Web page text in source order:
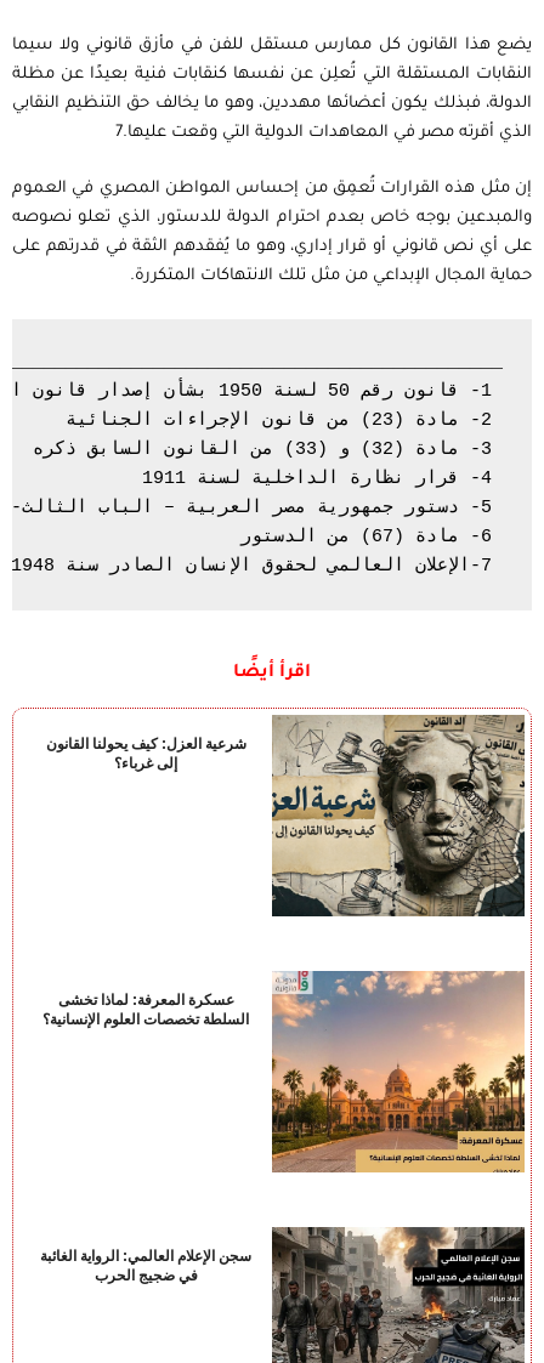
يضع هذا القانون كل ممارس مستقل للفن في مأزق قانوني ولا سيما
النقابات المستقلة التي تُعلِن عن نفسها كنقابات فنية بعيدًا عن مظلة
الدولة، فبذلك يكون أعضائها مهددين، وهو ما يخالف حق التنظيم النقابي
الذي أقرته مصر في المعاهدات الدولية التي وقعت عليها.7
إن مثل هذه القرارات تُعمِق من إحساس المواطن المصري في العموم
والمبدعين بوجه خاص بعدم احترام الدولة للدستور، الذي تعلو نصوصه
على أي نص قانوني أو قرار إداري، وهو ما يُفقدهم الثقة في قدرتهم على
حماية المجال الإبداعي من مثل تلك الانتهاكات المتكررة.
اقرأ أيضًا
شرعية العزل: كيف يحولنا القانون
إلى غرباء؟
عسكرة المعرفة: لماذا تخشى
السلطة تخصصات العلوم الإنسانية؟
سجن الإعلام العالمي: الرواية الغائبة
في ضجيج الحرب